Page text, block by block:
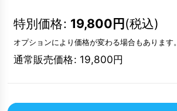
特別価格: 19,800円(税込)
オプションにより価格が変わる場合もあります。
通常販売価格: 19,800円